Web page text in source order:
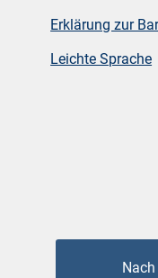
Erklärung zur
Leichte Sprache